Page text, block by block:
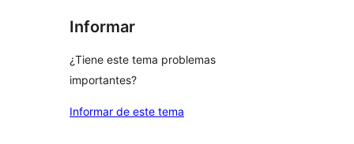
Informar
¿Tiene este tema problemas
importantes?
Informar de este tema